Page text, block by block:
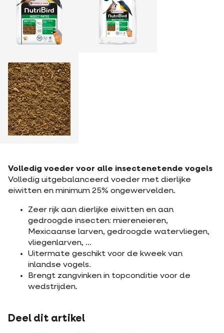
Volledig voeder voor alle insectenetende vogels
Volledig uitgebalanceerd voeder met dierlijke
eiwitten en minimum 25% ongewervelden.
Zeer rijk aan dierlijke eiwitten en aan
gedroogde insecten: miereneieren,
Mexicaanse larven, gedroogde watervliegen,
vliegenlarven, …
Uitermate geschikt voor de kweek van
inlandse vogels.
Brengt zangvinken in topconditie voor de
wedstrijden.
Deel dit artikel